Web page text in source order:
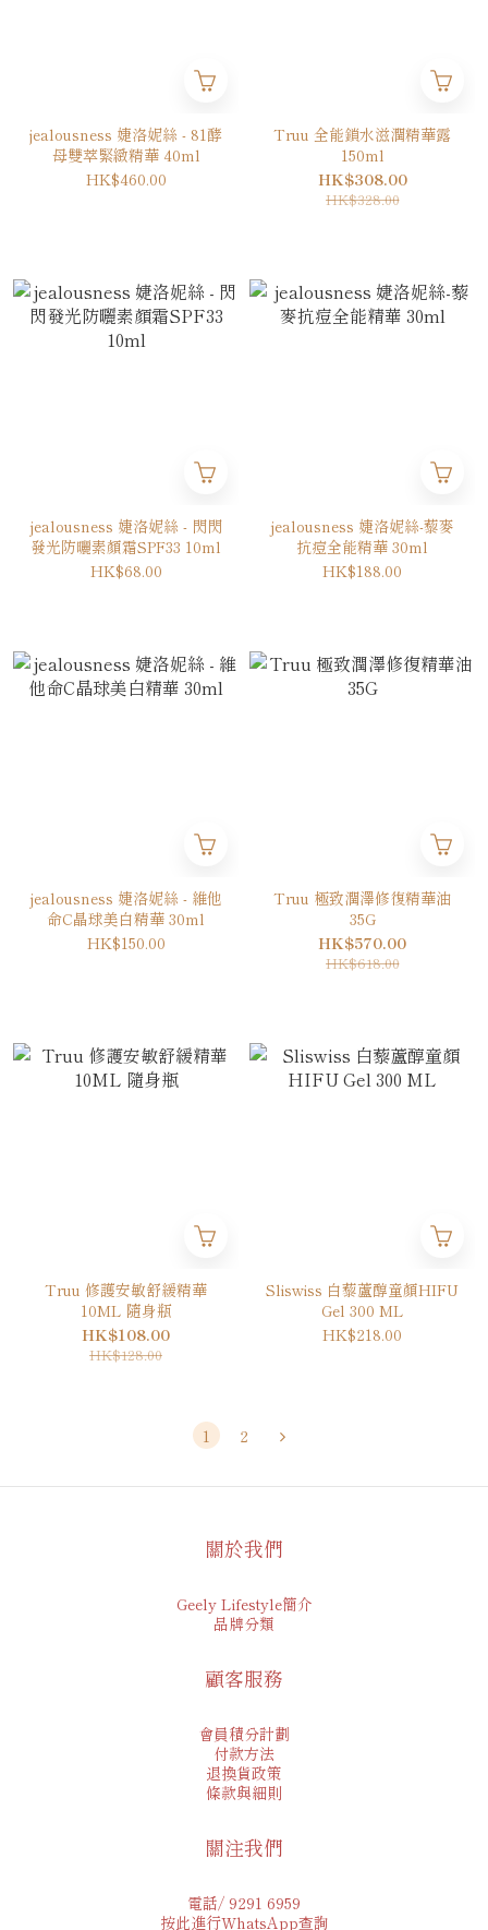
jealousness 婕洛妮絲 - 81酵
母雙萃緊緻精華 40ml
HK$460.00
Truu 全能鎖水滋潤精華露
150ml
HK$308.00
HK$328.00
jealousness 婕洛妮絲 - 閃閃
發光防曬素顏霜SPF33 10ml
HK$68.00
jealousness 婕洛妮絲-藜麥
抗痘全能精華 30ml
HK$188.00
jealousness 婕洛妮絲 - 維他
命C晶球美白精華 30ml
HK$150.00
Truu 極致潤澤修復精華油
35G
HK$570.00
HK$618.00
Truu 修護安敏舒緩精華
10ML 隨身瓶
HK$108.00
HK$128.00
Sliswiss 白藜蘆醇童顏HIFU
Gel 300 ML
HK$218.00
1 2
關於我們
Geely Lifestyle簡介
品牌分類
顧客服務
會員積分計劃
付款方法
退換貨政策
條款與細則
關注我們
電話/ 9291 6959
按此進行WhatsApp查詢